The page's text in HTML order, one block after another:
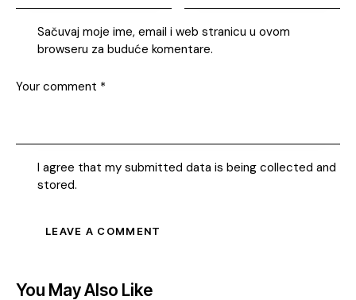
Sačuvaj moje ime, email i web stranicu u ovom
browseru za buduće komentare.
I agree that my submitted data is being collected and
stored.
You May Also Like